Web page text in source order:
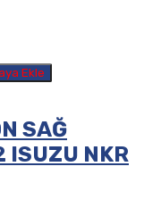
Ekle
SAĞ
ISUZU NKR